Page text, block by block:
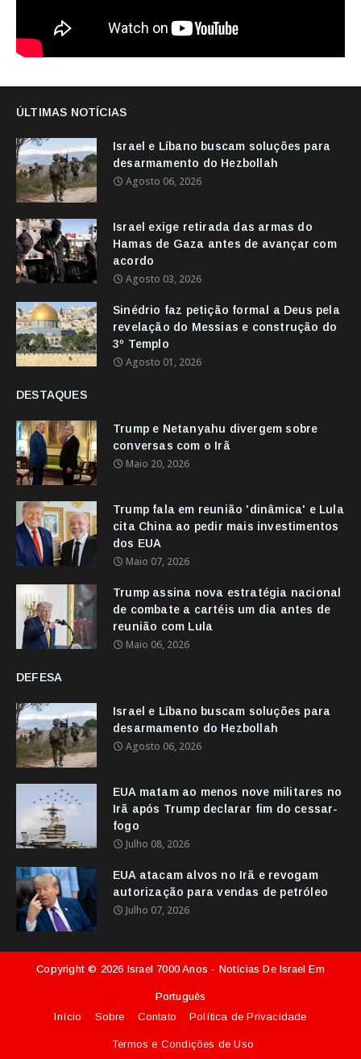
ÚLTIMAS NOTÍCIAS
Israel e Líbano buscam soluções para
desarmamento do Hezbollah
Agosto 06, 2026
Israel exige retirada das armas do
Hamas de Gaza antes de avançar com
acordo
Agosto 03, 2026
Sinédrio faz petição formal a Deus pela
revelação do Messias e construção do
3º Templo
Agosto 01, 2026
DESTAQUES
Trump e Netanyahu divergem sobre
conversas com o Irã
Maio 20, 2026
Trump fala em reunião 'dinâmica' e Lula
cita China ao pedir mais investimentos
dos EUA
Maio 07, 2026
Trump assina nova estratégia nacional
de combate a cartéis um dia antes de
reunião com Lula
Maio 06, 2026
DEFESA
Israel e Líbano buscam soluções para
desarmamento do Hezbollah
Agosto 06, 2026
EUA matam ao menos nove militares no
Irã após Trump declarar fim do cessar-
fogo
Julho 08, 2026
EUA atacam alvos no Irã e revogam
autorização para vendas de petróleo
Julho 07, 2026
Copyright © 2026 Israel 7000 Anos - Notícias De Israel Em
Português
Início
Sobre Contato Política de Privacidade
Termos e Condições de Uso